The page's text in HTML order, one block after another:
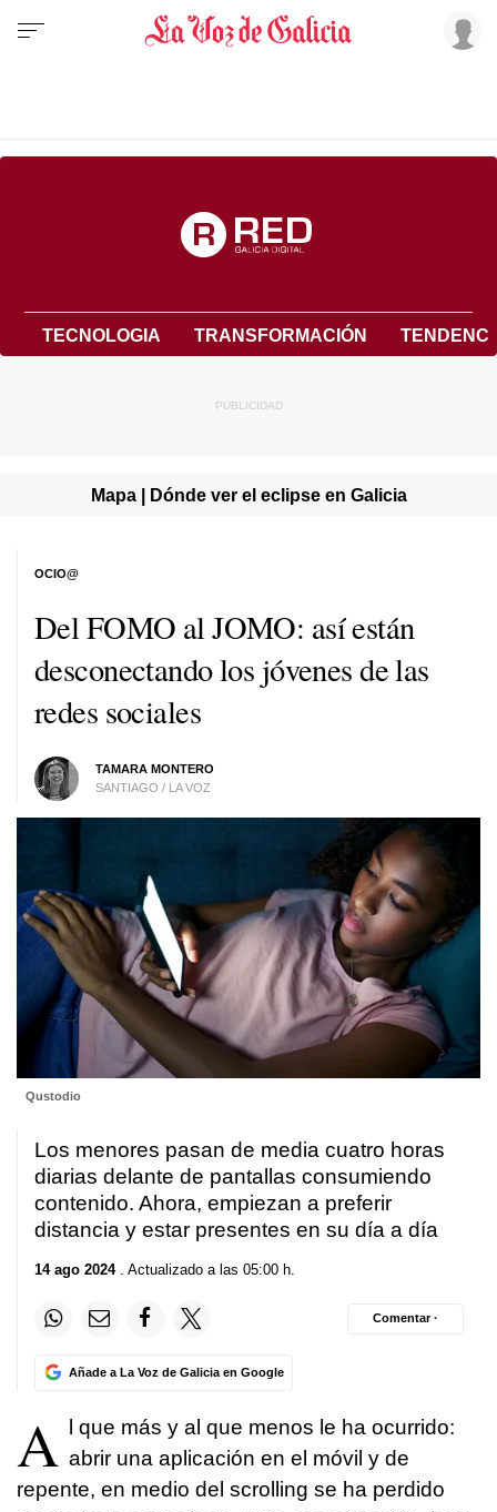
TECNOLOGIA TRANSFORMACIÓN
Mapa | Dónde ver el eclipse en Galicia
Del FOMO al JOMO: así están
desconectando los jóvenes de las
redes sociales
TAMARA MONTERO
SANTIAGO / LA VOZ
OCIO@
Qustodio
Los menores pasan de media cuatro horas
diarias delante de pantallas consumiendo
contenido. Ahora, empiezan a preferir
distancia y estar presentes en su día a día
14 ago 2024. Actualizado a las 05:00 h.
Añade a La Voz de Galicia en Google
Comentar ·
A l que más y al que menos le ha ocurrido:
abrir una aplicación en el móvil y de
repente, en medio del scrolling se ha perdido